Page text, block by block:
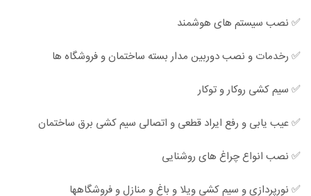
✅ نصب سیستم های هوشمند
✅ رخدمات و نصب دوربین مدار بسته ساختمان و فروشگاه ها
✅ سیم کشی روکار و توکار
✅ عیب یابی و رفع ایراد قطعی و اتصالی سیم کشی برق ساختمان
✅ نصب انواع چراغ های روشنایی
✅ نورپردازی و سیم کشی ویلا و باغ و منازل و فروشگاهها